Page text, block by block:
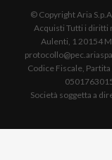
© Copyright Aria
Acquisti Tutti i
Aulenti, 1
Codice Fiscale,
Società soggetta a